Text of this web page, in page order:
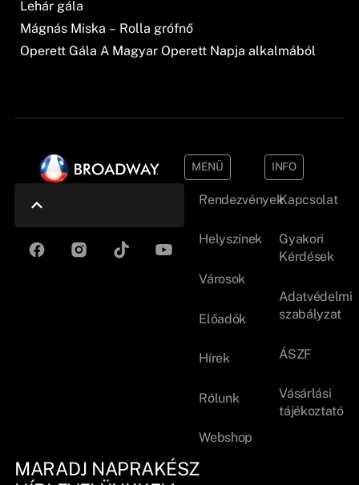
Lehár gála
Mágnás Miska – Rolla grófnő
Operett Gála A Magyar Operett Napja alkalmából
MENÜ
Rendezvények
Helyszínek
Városok
Előadók
Hírek
Rólunk
Webshop
INFO
Kapcsolat
Gyakori
Kérdések
Adatvédelmi
szabályzat
ÁSZF
Vásárlási
tájékoztató
MARADJ NAPRAKÉSZ